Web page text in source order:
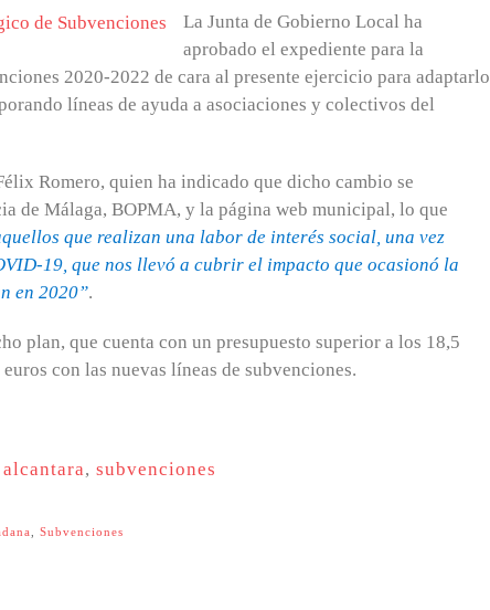
La Junta de Gobierno Local ha
aprobado el expediente para la
2020-2022 de cara al presente ejercicio para adaptarlo
líneas de ayuda a asociaciones y colectivos del
Romero, quien ha indicado que dicho cambio se
de Málaga, BOPMA, y la página web municipal, lo que
que realizan una labor de interés social, una vez
19, que nos llevó a cubrir el impacto que ocasionó la
en 2020”.
plan, que cuenta con un presupuesto superior a los 18,5
con las nuevas líneas de subvenciones.
, subvenciones
Subvenciones